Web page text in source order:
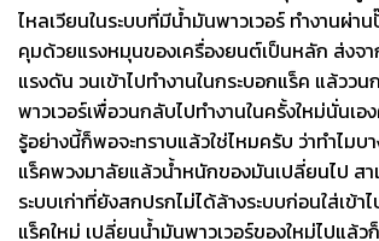
ไหลเวียนในระบบที่มีน้ำมันพาวเวอร์ ทำงานผ่า
คุมด้วยแรงหมุนของเครื่องยนต์เป็นหลัก ส่งจ
แรงดัน วนเข้าไปทำงานในกระบอกแร็ค แล้วว
พาวเวอร์เพื่อวนกลับไปทำงานในครั้งใหม่นั่นเอ
รู้อย่างนี้ก็พอจะทราบแล้วใช่ไหมครับ ว่าทำไมบ
แร็คพวงมาลัยแล้วน้ำหนักของมันเปลี่ยนไป ส
ระบบเก่าที่ยังสกปรกไม่ได้ล้างระบบก่อนใส่เข้า
แร็คใหม่ เปลี่ยนน้ำมันพาวเวอร์ของใหม่ไปแล้ว